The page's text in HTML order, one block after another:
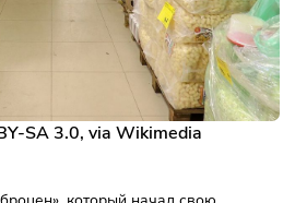
в России
развития